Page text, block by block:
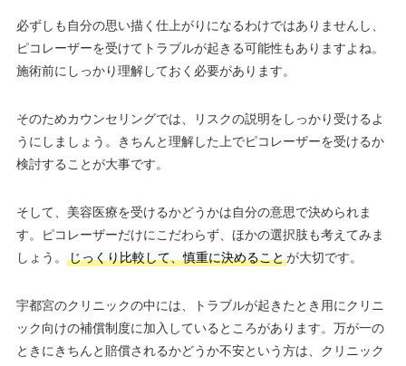
必ずしも自分の思い描く仕上がりになるわけではありませんし、
ピコレーザーを受けてトラブルが起きる可能性もありますよね。
施術前にしっかり理解しておく必要があります。
そのためカウンセリングでは、リスクの説明をしっかり受けるよ
うにしましょう。きちんと理解した上でピコレーザーを受けるか
検討することが大事です。
そして、美容医療を受けるかどうかは自分の意思で決められま
す。ピコレーザーだけにこだわらず、ほかの選択肢も考えてみま
しょう。
じっくり比較して、慎重に決めることが大切です。
宇都宮のクリニックの中には、トラブルが起きたとき用にクリニ
ック向けの補償制度に加入しているところがあります。万が一の
ときにきちんと賠償されるかどうか不安という方は、クリニック